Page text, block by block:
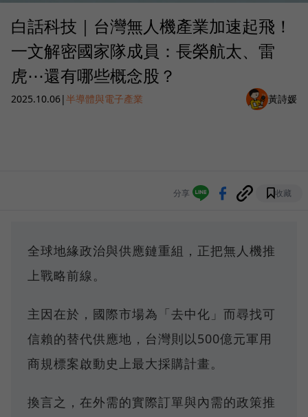
白話科技｜台灣無人機產業加速起飛！
一文解密國家隊成員：長榮航太、雷
虎⋯還有哪些概念股？
2025.10.06|半導體與電子產業 黃詩媛
分享 收藏
全球地緣政治與供應鏈重組，正把無人機推
上戰略前線。
主因在於，國際市場為「去中化」而尋找可
信賴的替代供應地，台灣則以500億元軍用
商規標案啟動史上最大採購計畫。
換言之，在外需的實際訂單與內需的政策推